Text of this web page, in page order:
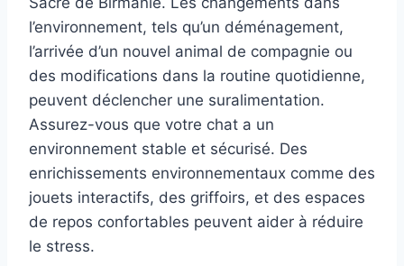
l’environnement, tels qu’un déménagement,
l’arrivée d’un nouvel animal de compagnie ou
des modifications dans la routine quotidienne,
peuvent déclencher une suralimentation.
Assurez-vous que votre chat a un
environnement stable et sécurisé. Des
enrichissements environnementaux comme des
jouets interactifs, des griffoirs, et des espaces
de repos confortables peuvent aider à réduire
le stress.